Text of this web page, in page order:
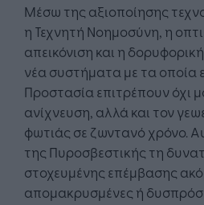
Μέσω της αξιοποίησης
η Τεχνητή Νοημοσύνη, η
απεικόνιση και η
νέα συστήματα με τα οποία
Προστασία επιτρέπουν όχι
ανίχνευση, αλλά και τον
φωτιάς σε ζωντανό χρόνο.
της Πυροσβεστικής τη
στοχευμένης επέμβασης
απομακρυσμένες ή